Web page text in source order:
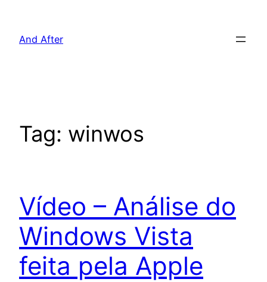
And After
Tag: winwos
Vídeo – Análise do
Windows Vista
feita pela Apple